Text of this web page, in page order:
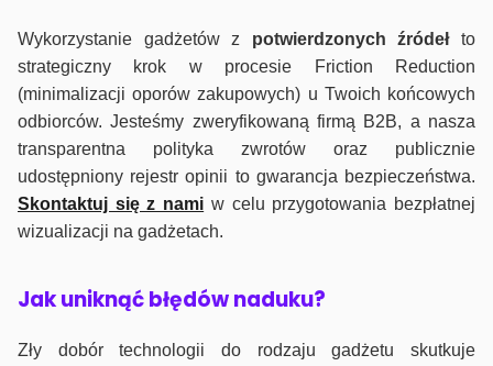
Wykorzystanie gadżetów z potwierdzonych źródełto
strategiczny krok w procesie Friction Reduction
(minimalizacji oporów zakupowych) u Twoich końcowych
odbiorców. Jesteśmy zweryfikowaną firmą B2B, a nasza
transparentna polityka zwrotów oraz publicznie
udostępniony rejestr opinii to gwarancja bezpieczeństwa.
Skontaktuj się z nami w celu przygotowania bezpłatnej
wizualizacji na gadżetach.
Jak uniknąć błędów naduku?
Zły dobór technologii do rodzaju gadżetu skutkuje